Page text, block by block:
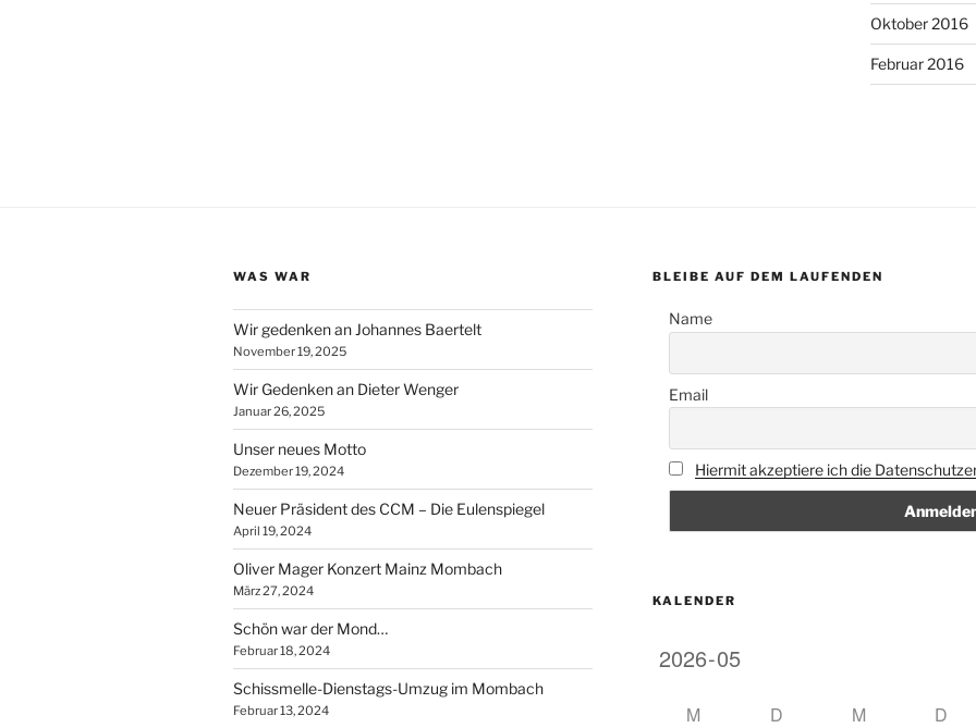
Oktober 2016
Februar 2016
WAS WAR
Wir gedenken an Johannes Baertelt
November 19, 2025
Wir Gedenken an Dieter Wenger
Januar 26, 2025
Unser neues Motto
Dezember 19, 2024
Neuer Präsident des CCM – Die Eulenspiegel
April 19, 2024
Oliver Mager Konzert Mainz Mombach
März 27, 2024
Schön war der Mond…
Februar 18, 2024
Schissmelle-Dienstags-Umzug im Mombach
Februar 13, 2024
BLEIBE AUF DEM LAUFENDEN
Name
Email
Hiermit akzeptiere ich die
KALENDER
M D M D